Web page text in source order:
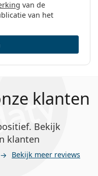
van de
van het
klanten
Bekijk
klanten
Bekijk meer reviews